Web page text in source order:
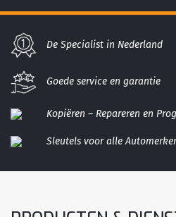
De Specialist in Nederland
Goede service en garantie
Kopiëren – Repareren en
Sleutels voor alle